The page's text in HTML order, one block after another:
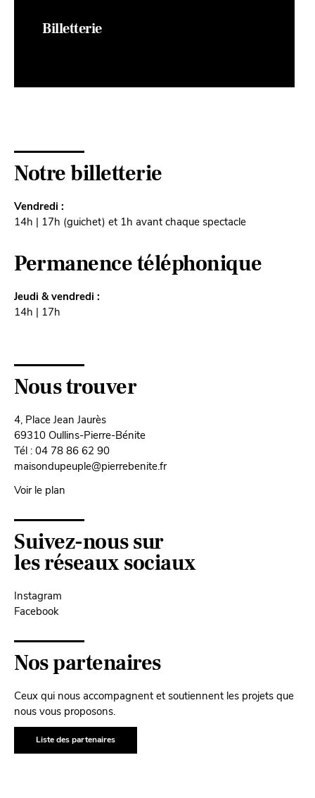
Billetterie
Notre billetterie
Vendredi :
14h | 17h (guichet) et 1h avant chaque spectacle
Permanence téléphonique
Jeudi & vendredi :
14h | 17h
Nous trouver
4, Place Jean Jaurès
69310 Oullins-Pierre-Bénite
Tél : 04 78 86 62 90
maisondupeuple@pierrebenite.fr
Voir le plan
Suivez-nous sur
les réseaux sociaux
Instagram
Facebook
Nos partenaires
Ceux qui nous accompagnent et soutiennent les projets que
nous vous proposons.
Liste des partenaires